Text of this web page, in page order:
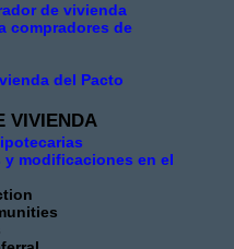
de vivienda
compradores de
del Pacto
VIVIENDA
y modificaciones en el